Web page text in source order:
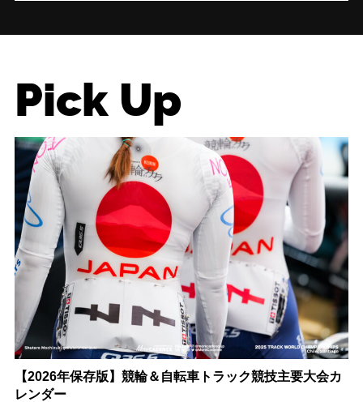
Pick Up
【2026年保存版】競輪＆自転車トラック競技主要大会カ
レンダー